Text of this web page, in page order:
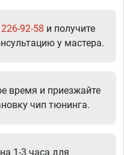
92-58 и получите
у мастера.
время и приезжайте
чип тюнинга.
1-3 часа для